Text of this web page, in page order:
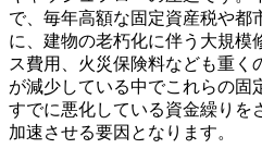
で、毎年高額な固定資産税や都
に、建物の老朽化に伴う大規模
ス費用、火災保険料なども重く
が減少している中でこれらの固
すでに悪化している資金繰りを
加速させる要因となります。